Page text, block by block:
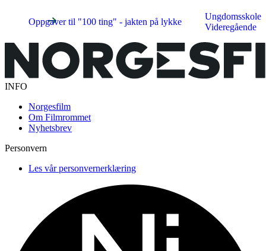
Oppgaver til "100 ting" - jakten på lykke
Ungdomsskole
Videregående
INFO
Norgesfilm
Om Filmrommet
Nyhetsbrev
Personvern
Les vår personvernerklæring